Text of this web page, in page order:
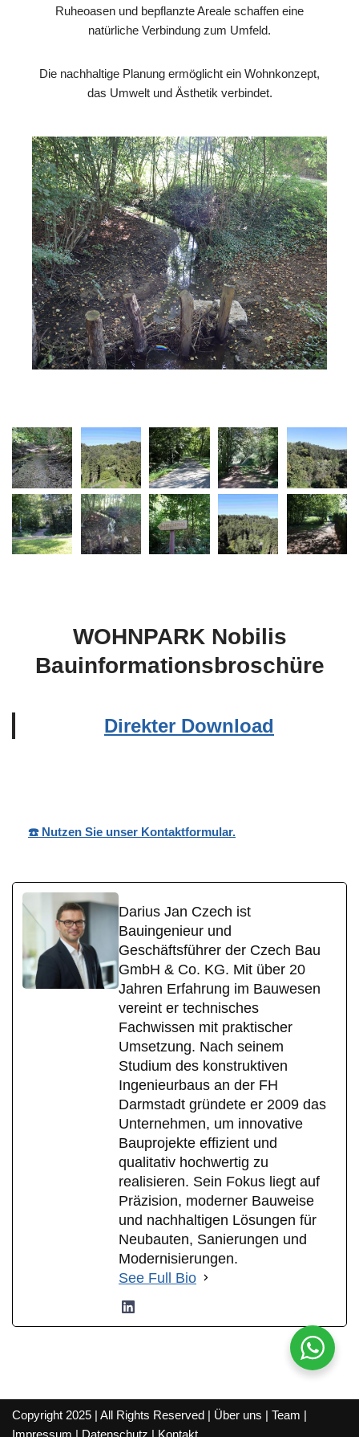
Ruheoasen und bepflanzte Areale schaffen eine
natürliche Verbindung zum Umfeld.
Die nachhaltige Planung ermöglicht ein Wohnkonzept,
das Umwelt und Ästhetik verbindet.
WOHNPARK Nobilis
Bauinformationsbroschüre
Direkter Download
☎️ Nutzen Sie unser Kontaktformular.
Darius Jan Czech ist
Bauingenieur und
Geschäftsführer der Czech Bau
GmbH & Co. KG. Mit über 20
Jahren Erfahrung im Bauwesen
vereint er technisches
Fachwissen mit praktischer
Umsetzung. Nach seinem
Studium des konstruktiven
Ingenieurbaus an der FH
Darmstadt gründete er 2009 das
Unternehmen, um innovative
Bauprojekte effizient und
qualitativ hochwertig zu
realisieren. Sein Fokus liegt auf
Präzision, moderner Bauweise
und nachhaltigen Lösungen für
Neubauten, Sanierungen und
Modernisierungen.
See Full Bio
Copyright 2025 | All Rights Reserved | Über uns | Team |
Impressum | Datenschutz | Kontakt